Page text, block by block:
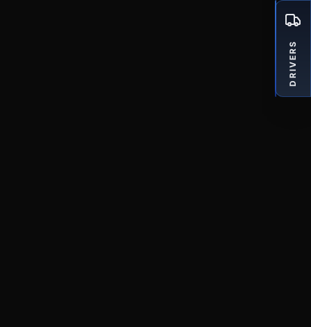
DRIVERS